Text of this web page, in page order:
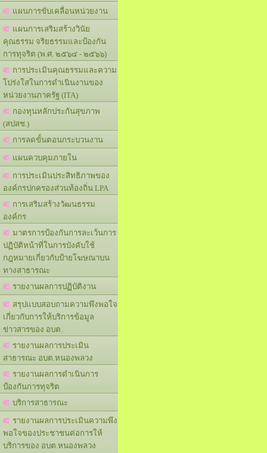
แผนการขับเคลื่อนหน่วยงาน
แผนการเสริมสร้างวินัย
คุณธรรม จริยธรรมและป้องกัน
การทุจริต (พ.ศ. ๒๕๖๔ - ๒๕๖๖)
การประเมินคุณธรรมและความ
โปร่งใสในการดำเนินงานของ
หน่วยงานภาครัฐ (ITA)
กองทุนหลักประกันสุขภาพ
(สปสช.)
การลดขั้นตอนกระบวนงาน
แผนควบคุมภายใน
การประเมินประสิทธิภาพของ
องค์กรปกครองส่วนท้องถิ่น LPA
การเสริมสร้างวัฒนธรรม
องค์กร
มาตรการป้องกันการละเว้นการ
ปฏิบัติหน้าที่ในการบังคับใช้
กฎหมายเกี่ยวกับป้ายโฆษณาบน
ทางสาธารณะ
รายงานผลการปฏิบัติงาน
สรุปแบบสอบถามความพึงพอใจ
เกี่ยวกับการให้บริการข้อมูล
ข่าวสารของ อบต.
รายงานผลการประเมิน
สาธารณะ อบต.หนองพลวง
รายงานผลการดำเนินการ
ป้องกันการทุจริต
บริการสาธารณะ
รายงานผลการประเมินความพึง
พอใจของประชาชนต่อการให้
บริการของ อบต.หนองพลวง